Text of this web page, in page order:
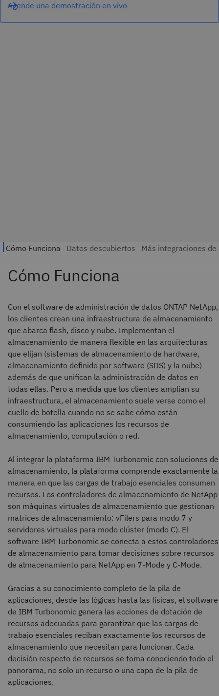
Agende una demostración en vivo
Con el software de administración de datos ONTAP NetApp,
los clientes crean una infraestructura de almacenamiento
que abarca flash, disco y nube. Implementan el
almacenamiento de manera flexible en las arquitecturas
que elijan (sistemas de almacenamiento de hardware,
almacenamiento definido por software (SDS) y la nube)
además de que unifican la administración de datos en
todas ellas. Pero a medida que los clientes amplían su
infraestructura, el almacenamiento suele verse como el
cuello de botella cuando no se sabe cómo están
consumiendo las aplicaciones los recursos de
almacenamiento, computación o red.
Al integrar la plataforma IBM Turbonomic con soluciones de
almacenamiento, la plataforma comprende exactamente la
manera en que las cargas de trabajo esenciales consumen
recursos. Los controladores de almacenamiento de NetApp
son máquinas virtuales de almacenamiento que gestionan
matrices de almacenamiento: vFilers para modo 7 y
servidores virtuales para modo clúster (modo C). El
software IBM Turbonomic se conecta a estos controladores
de almacenamiento para tomar decisiones sobre recursos
de almacenamiento para NetApp en 7-Mode y C-Mode.
Gracias a su conocimiento completo de la pila de
aplicaciones, desde las lógicas hasta las físicas, el software
de IBM Turbonomic genera las acciones de dotación de
recursos adecuadas para garantizar que las cargas de
trabajo esenciales reciban exactamente los recursos de
almacenamiento que necesitan para funcionar. Cada
decisión respecto de recursos se toma conociendo todo el
panorama, no solo un recurso o una capa de la pila de
aplicaciones.